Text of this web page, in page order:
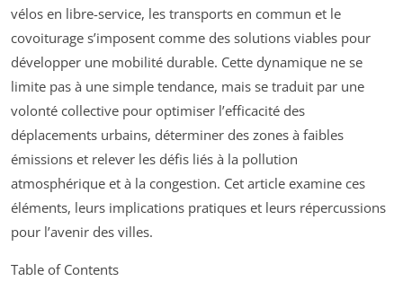
vélos en libre-service, les transports en commun et le
covoiturage s’imposent comme des solutions viables pour
développer une mobilité durable. Cette dynamique ne se
limite pas à une simple tendance, mais se traduit par une
volonté collective pour optimiser l’efficacité des
déplacements urbains, déterminer des zones à faibles
émissions et relever les défis liés à la pollution
atmosphérique et à la congestion. Cet article examine ces
éléments, leurs implications pratiques et leurs répercussions
pour l’avenir des villes.
Table of Contents